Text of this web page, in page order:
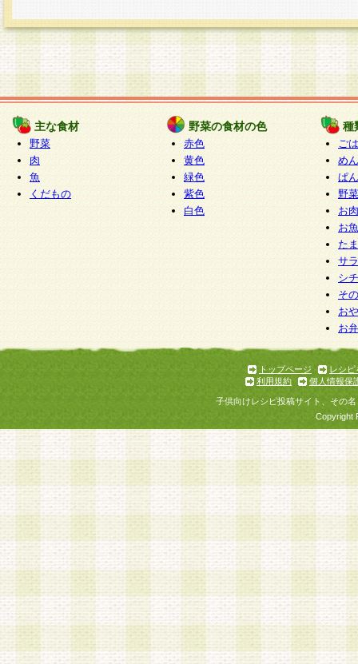
力いただく個人情報は第三者に提供しません。
○個人情報の委託について
個人情報の取り扱いを外部に委託する場合は、
情報管理基準を満たす企業を選定して委託を行
が行われるよう監督します。
○開示対象個人情報の開示等および問い合わせ窓口
本人からの求めにより、当社が本件により取得
報の利用目的の通知・開示・内容の訂正・追加
停止・消去及び第三者への提供の禁止（以下、
といいます。）に応じます。
開示等に応じる窓口は以下になります。
ぱくすく食堂個人情報お客様相談窓口 paku-
m
個人情報を与えることは任意ですが、個人情報
意をいただけない場合には、当社のサービスの
お問い合わせ・ご相談への対応ができない場合
主な食材
野菜
肉
魚
くだもの
野菜の食材の色
赤色
黄色
緑色
紫色
白色
種
ご
めん
ぱん
野
お
お
た
サ
シ
そ
お
お
トップページ
レシピ
利用規約
個人情報保
子供向けレシピ投稿サイト、その
Copyright